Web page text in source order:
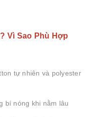
Vì Sao Phù Hợp
tự nhiên và polyester
bí nóng khi nằm lâu